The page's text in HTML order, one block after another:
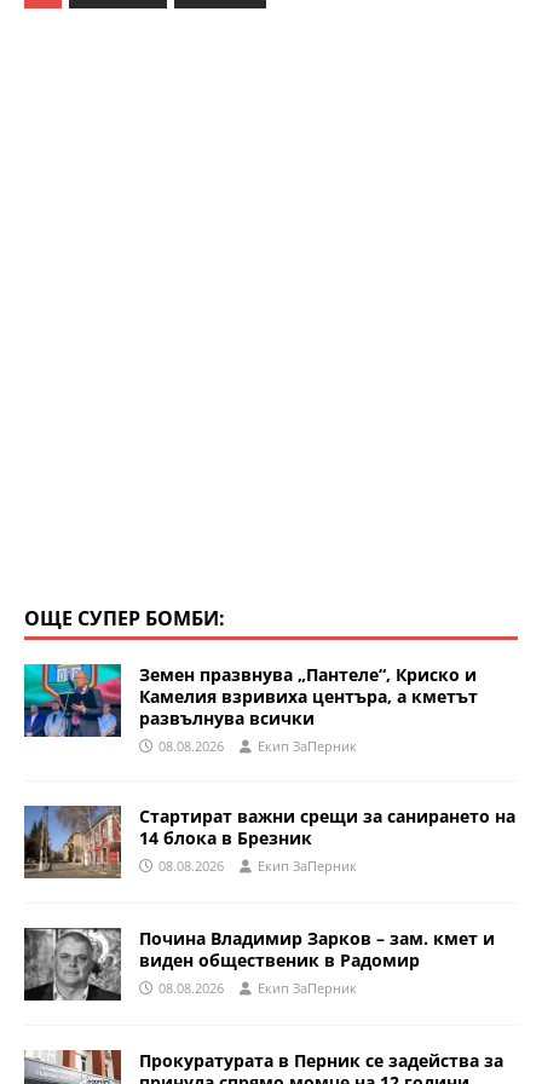
ОЩЕ СУПЕР БОМБИ:
Земен празвнува „Пантеле“, Криско и
Камелия взривиха центъра, а кметът
развълнува всички
08.08.2026 Eкип ЗаПерник
Стартират важни срещи за санирането на
14 блока в Брезник
08.08.2026 Eкип ЗаПерник
Почина Владимир Зарков – зам. кмет и
виден общественик в Радомир
08.08.2026 Eкип ЗаПерник
Прокуратурата в Перник се задейства за